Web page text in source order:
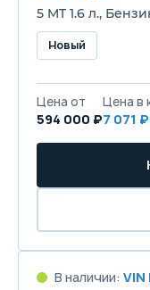
5 MT 1.6 л.,
Новый
Цена от
594 000 ₽
Цена в
7 071
В наличии: